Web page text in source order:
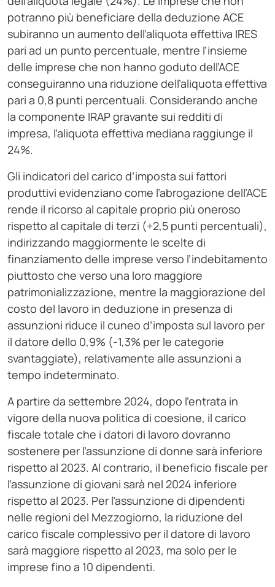
potranno più beneficiare della deduzione ACE
subiranno un aumento dell’aliquota effettiva IRES
pari ad un punto percentuale, mentre l’insieme
delle imprese che non hanno goduto dell’ACE
conseguiranno una riduzione dell’aliquota effettiva
pari a 0,8 punti percentuali. Considerando anche
la componente IRAP gravante sui redditi di
impresa, l’aliquota effettiva mediana raggiunge il
24%.
Gli indicatori del carico d’imposta sui fattori
produttivi evidenziano come l’abrogazione dell’ACE
rende il ricorso al capitale proprio più oneroso
rispetto al capitale di terzi (+2,5 punti percentuali),
indirizzando maggiormente le scelte di
finanziamento delle imprese verso l’indebitamento
piuttosto che verso una loro maggiore
patrimonializzazione, mentre la maggiorazione del
costo del lavoro in deduzione in presenza di
assunzioni riduce il cuneo d’imposta sul lavoro per
il datore dello 0,9% (-1,3% per le categorie
svantaggiate), relativamente alle assunzioni a
tempo indeterminato.
A partire da settembre 2024, dopo l’entrata in
vigore della nuova politica di coesione, il carico
fiscale totale che i datori di lavoro dovranno
sostenere per l’assunzione di donne sarà inferiore
rispetto al 2023. Al contrario, il beneficio fiscale per
l’assunzione di giovani sarà nel 2024 inferiore
rispetto al 2023. Per l’assunzione di dipendenti
nelle regioni del Mezzogiorno, la riduzione del
carico fiscale complessivo per il datore di lavoro
sarà maggiore rispetto al 2023, ma solo per le
imprese fino a 10 dipendenti.